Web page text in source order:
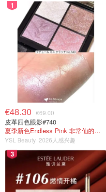
1
€48.30 €69.00
皮革四色眼影#740
夏季新色Endless Pink 非常仙的亮片盘！
YSL Beauty 2026人感兴趣
3